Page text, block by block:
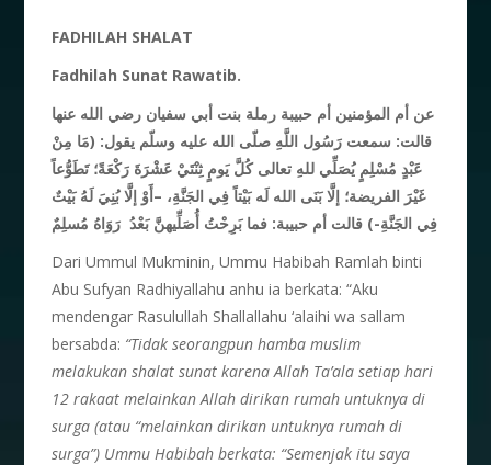
FADHILAH SHALAT
Fadhilah Sunat Rawatib.
عن أم المؤمنين أم حبيبة رملة بنت أبي سفيان رضي الله عنها
قالت: سمعت رَسُول اللَّهِ صلّى الله عليه وسلّم يقول: (مَا مِنْ
عَبْدٍ مُسْلِمٍ يُصَلِّي للهِ تعالىكُلَّ يَومٍ ثِنْتَيْ عَشْرَةَ رَكْعَةً؛تَطَوُّعاً
غَيْرَ الفريضة؛ إلَّا بَنَى الله لَه بَيْتاً فِي الجَنَّةِ، –أَوْ إلَّا بُنِيَ لَهُ بَيْتٌ
فِي الجَنَّةِ-) قالت أم حبيبة: فما بَرِحْتُ أُصَلِّيهنَّ بَعْدُ رَوَاهُ مُسلِمٌ
Dari Ummul Mukminin, Ummu Habibah Ramlah binti
Abu Sufyan Radhiyallahu anhu ia berkata: “Aku
mendengar Rasulullah Shallallahu ‘alaihi wa sallam
bersabda: “Tidak seorangpun hamba muslim
melakukan shalat sunat karena Allah Ta’ala setiap hari
12 rakaat melainkan Allah dirikan rumah untuknya di
surga (atau “melainkan dirikan untuknya rumah di
surga”) Ummu Habibah berkata: “Semenjak itu saya